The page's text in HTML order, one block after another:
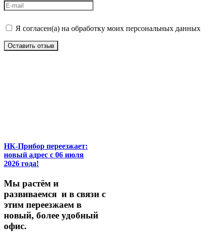
Я согласен(а) на обработку моих персональных данных
Оставить отзыв
НК-Прибор переезжает:
новый адрес с 06 июля
2026 года!
Мы растём и
развиваемся и в связи с
этим переезжаем в
новый, более удобный
офис.